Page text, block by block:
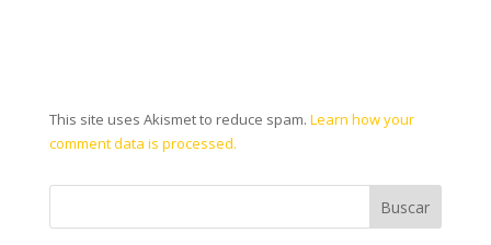
This site uses Akismet to reduce spam. Learn how your
comment data is processed.